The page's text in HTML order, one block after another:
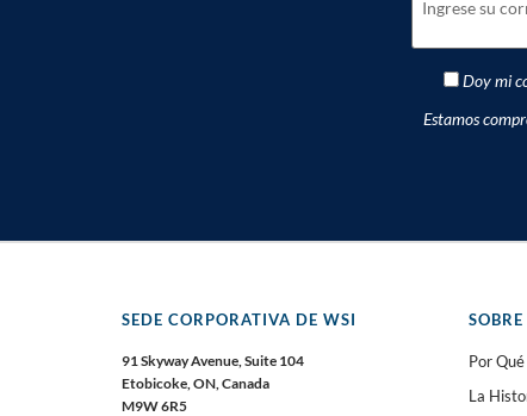
Doy mi
Estamos
SEDE CORPORATIVA DE WSI
91 Skyway Avenue, Suite 104
Etobicoke, ON, Canada
M9W 6R5
Por
La